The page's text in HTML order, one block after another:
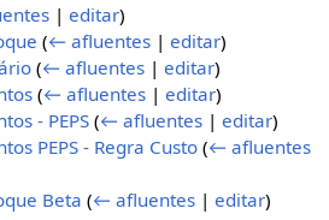
|editar)
(← afluentes |editar)
(← afluentes |editar)
(← afluentes |editar)
- PEPS (← afluentes |editar)
PEPS - Regra Custo (← afluentes
Beta (← afluentes |editar)